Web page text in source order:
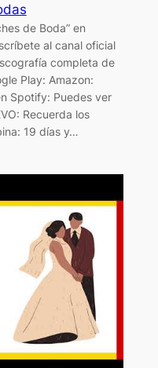
de Boda” en
al canal oficial
completa de
Play: Amazon:
Spotify: Puedes ver
Recuerda los
19 días y…